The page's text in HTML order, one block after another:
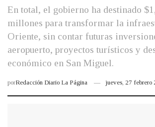
En total, el gobierno ha destinado
millones para transformar la
Oriente, sin contar futuras
aeropuerto, proyectos turísticos y
económico en San Miguel.
porRedacción Diario La Página jueves, 27